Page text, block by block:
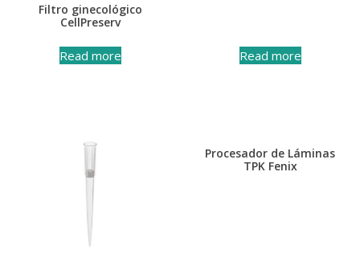
Filtro ginecológico
CellPreserv
Read more Read more
Procesador de Láminas
TPK Fenix